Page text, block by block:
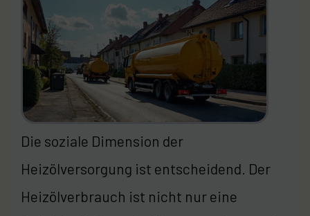
Die soziale Dimension der
Heizölversorgung ist entscheidend. Der
Heizölverbrauch ist nicht nur eine